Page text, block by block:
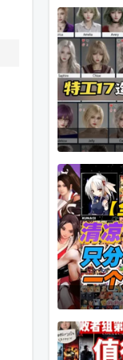
燃油版无限
币无限钻石